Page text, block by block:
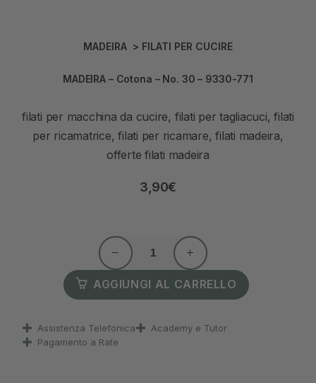
MADEIRA > FILATI PER CUCIRE
MADEIRA – Cotona – No. 30 – 9330-771
filati per macchina da cucire, filati per tagliacuci, filati
per ricamatrice, filati per ricamare, filati madeira,
offerte filati madeira
3,90€
AGGIUNGI AL CARRELLO
Assistenza Telefonica
Academy e Tutor
Pagamento a Rate